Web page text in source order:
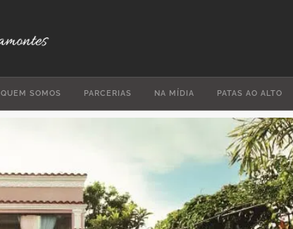
QUEM SOMOS PARCERIAS NA MÍDIA PATAS AO ALTO